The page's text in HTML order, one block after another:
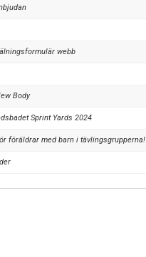
webb
Body
Sprint Yards 2024
föräldrar med barn i tävlingsgrupperna!